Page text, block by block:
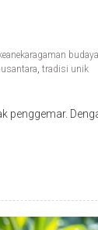
budaya
, tradisi unik
penggemar.